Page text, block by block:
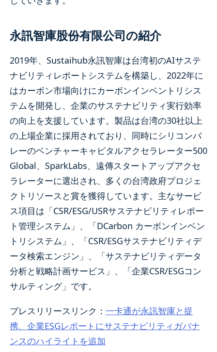
永訊智庫股份有限公司の紹介
2019年、Sustaihub永訊智庫は台湾初のAIサステ
ナビリティレポートシステムを構築し、2022年に
はカーボン市場向けにカーボンインベントリシス
テムを開発し、企業のサステナビリティ実行効率
の向上を支援しています。製品は台湾の30社以上
の上場企業に採用されており、同時にシリコンバ
レーのベンチャーキャピタルアクセラレーター500
Global、SparkLabs、遠傳スタートアップアクセ
ラレーターに選出され、多くの台湾政府プロジェ
クトリソースと賞を獲得しています。主なサービ
ス項目は「CSR/ESG/USRサステナビリティレポー
ト管理システム」、「DCarbon カーボンインベン
トリシステム」、「CSR/ESGサステナビリティデ
ータ検索エンジン」、「サステナビリティデータ
分析と戦略計画サービス」、「企業CSR/ESGコン
サルティング」です。
プレスリリースリンク： 一卡通が永訊智庫と提
携、企業ESGレポートにサステナビリティガバナ
ンスのハイライトを追加